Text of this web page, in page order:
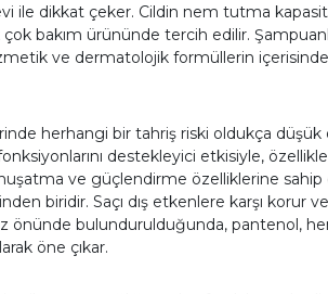
ile dikkat çeker. Cildin nem tutma
bakım ürününde tercih edilir.
ve dermatolojik formüllerin
herhangi bir tahriş riski oldukça düşük
destekleyici etkisiyle,
ve güçlendirme özelliklerine sahip
biridir. Saçı dış etkenlere karşı korur
önünde bulundurulduğunda, pantenol,
öne çıkar.